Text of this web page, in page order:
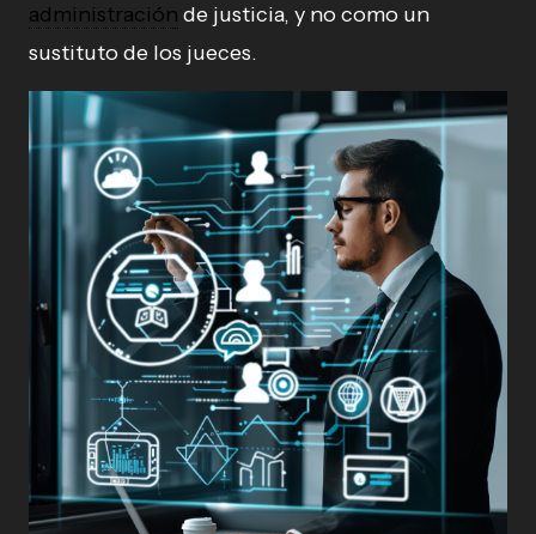
administración de justicia, y no como un
sustituto de los jueces.